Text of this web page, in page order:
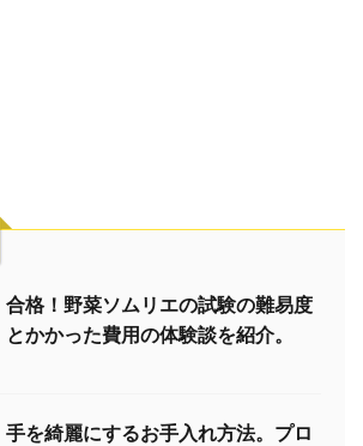
合格！野菜ソムリエの試験の難易度
とかかった費用の体験談を紹介。
手を綺麗にするお手入れ方法。プロ